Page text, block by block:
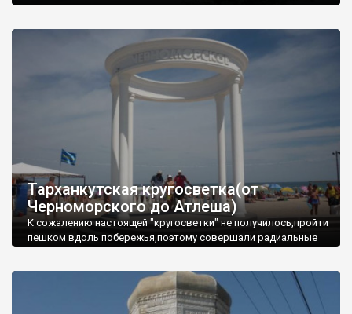
запрошую відвідати це
Тарханкутская кругосветка(от
Черноморского до Атлеша)
К сожалению настоящей "кругосветки" не получилось,пройти
пешком вдоль побережья,поэтому совершали радиальные